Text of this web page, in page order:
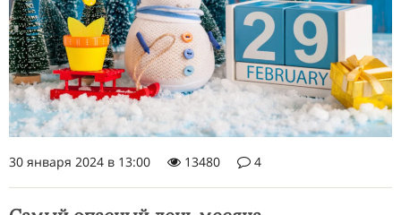
30 января 2024 в 13:00 13480 4